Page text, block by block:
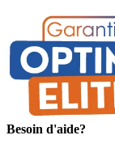
Besoin d'aide?